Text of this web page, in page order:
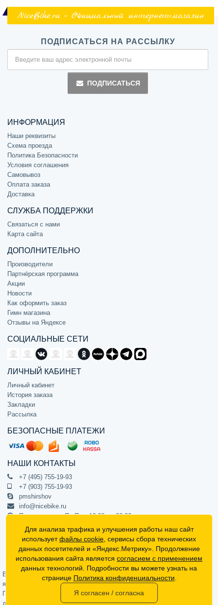
NiceBike.ru - Официальный интернет-магазин
ПОДПИСАТЬСЯ НА РАССЫЛКУ
ПОДПИСАТЬСЯ
ИНФОРМАЦИЯ
Наши реквизиты
Схема проезда
Политика Безопасности
Условия соглашения
Самовывоз
Оплата заказа
Доставка
СЛУЖБА ПОДДЕРЖКИ
Связаться с нами
Карта сайта
ДОПОЛНИТЕЛЬНО
Производители
Партнёрская программа
Акции
Новости
Как оформить заказ
Гимн магазина
Отзывы на Яндексе
СОЦИАЛЬНЫЕ СЕТИ
ЛИЧНЫЙ КАБИНЕТ
Личный кабинет
История заказа
Закладки
Рассылка
БЕЗОПАСНЫЕ ПЛАТЕЖИ
НАШИ КОНТАКТЫ
+7 (495) 755-19-93
+7 (903) 755-19-93
pmshirshov
info@nicebike.ru
Прием звонков Пн-Пт с 10:00 до 20:00
ПВЗ Пн-Пт с 10:00 до 20:00
г. Москва, ул. Барклая 13с1
подъезд 1, цокольный этаж, офис 1
Официальный интернет-магазин NiceBike © 2012 - 2026
Вся информация на сайте носит ознакомительный характер, не
является публичной офертой (определяемой положениями Статьи 437
Гражданского кодекса РФ) и не может в полной мере передавать
достоверную информацию о свойствах, комплектации и
Для анализа трафика и улучшения работы наш сайт
используетфайлы cookie , сервисы сбора технических
данных посетителей и «Яндекс.Метрику». Продолжение
использования сайта является согласием с применением
данных технологий. Подробности вы можете узнать на
странице Политика конфиденциальности
Я согласен / согласна